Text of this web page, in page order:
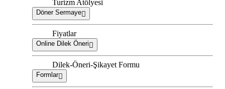
Turizm Atölyesi
Döner Sermaye
Fiyatlar
Online Dilek Öneri
Dilek-Öneri-Şikayet Formu
Formlar